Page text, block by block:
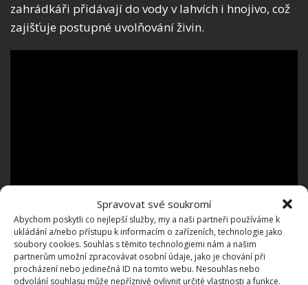
Spravovat své soukromí
Abychom poskytli co nejlepší služby, my a naši partneři používáme k
ukládání a/nebo přístupu k informacím o zařízeních, technologie jako
soubory cookies. Souhlas s těmito technologiemi nám a našim
partnerům umožní zpracovávat osobní údaje, jako je chování při
procházení nebo jedinečná ID na tomto webu. Nesouhlas nebo
odvolání souhlasu může nepříznivě ovlivnit určité vlastnosti a funkce.
zahrádkáři přidávají do vody v lahvích i hnojivo, což
zajišťuje postupné uvolňování živin.